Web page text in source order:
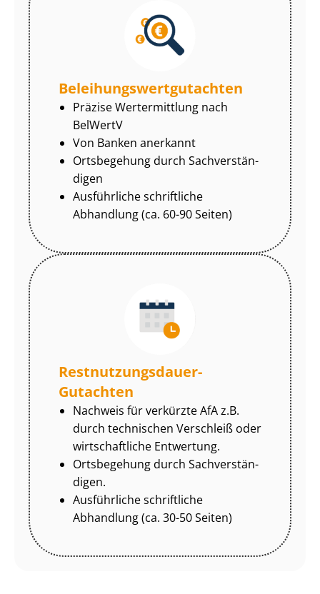
Be­lei­hungs­wert­gut­ach­ten
Präzise Wertermittlung nach
BelWertV
Von Banken anerkannt
Ortsbegehung durch Sach­ver­stän­
di­gen
Ausführliche schriftliche
Abhandlung (ca. 60-90 Seiten)
Rest­nut­zungs­dau­er-
Gutachten
Nachweis für verkürzte AfA z.B.
durch technischen Verschleiß oder
wirtschaftliche Entwertung.
Ortsbegehung durch Sach­ver­stän­
di­gen.
Ausführliche schriftliche
Abhandlung (ca. 30-50 Seiten)